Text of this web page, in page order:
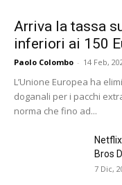
Arriva la tassa
inferiori ai 150
Paolo Colombo - 14 Feb,
L’Unione Europea ha
doganali per i pacchi
norma che fino ad...
Bros
7 Dic,